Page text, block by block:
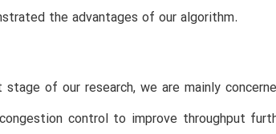
the advantages of our algorithm.
of our research, we are mainly
control to improve throughput